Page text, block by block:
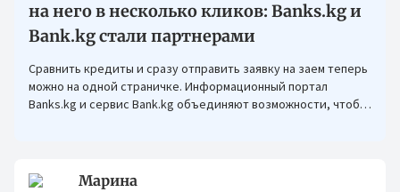
на него в несколько кликов: Banks.kg и
Bank.kg стали партнерами
Сравнить кредиты и сразу отправить заявку на заем теперь
можно на одной страничке. Информационный портал
Banks.kg и сервис Bank.kg объединяют возможности, чтобы
Марина